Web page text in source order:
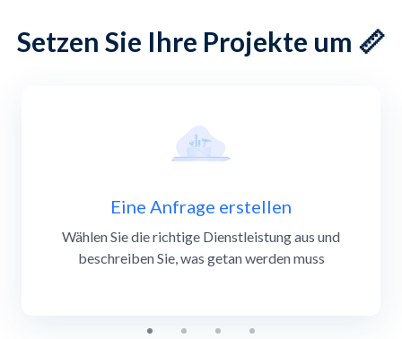
Setzen Sie Ihre Projekte um 📏
Eine Anfrage erstellen
Wählen Sie die richtige Dienstleistung aus und
beschreiben Sie, was getan werden muss